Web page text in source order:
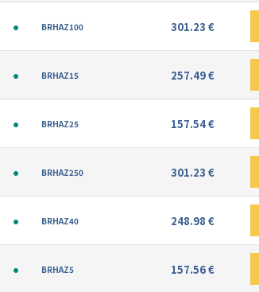
BRHAZ100 301.23 €
BRHAZ15 257.49 €
BRHAZ25 157.54 €
BRHAZ250 301.23 €
BRHAZ40 248.98 €
BRHAZ5 157.56 €